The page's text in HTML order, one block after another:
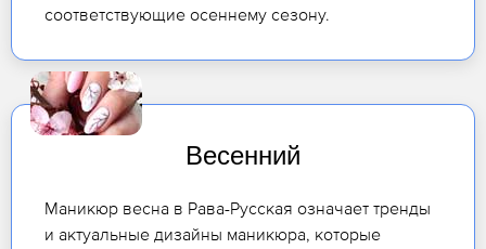
соответствующие осеннему сезону.
Весенний
Маникюр весна в Рава-Русская означает тренды
и актуальные дизайны маникюра, которые